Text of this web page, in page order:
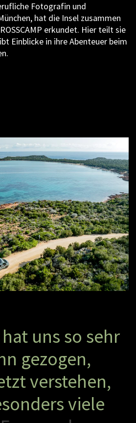
Fotografin und
hat die Insel zusammen
erkundet. Hier teilt sie
Einblicke in ihre Abenteuer beim
hat uns so sehr
n gezogen,
tztverstehen,
sondersviele